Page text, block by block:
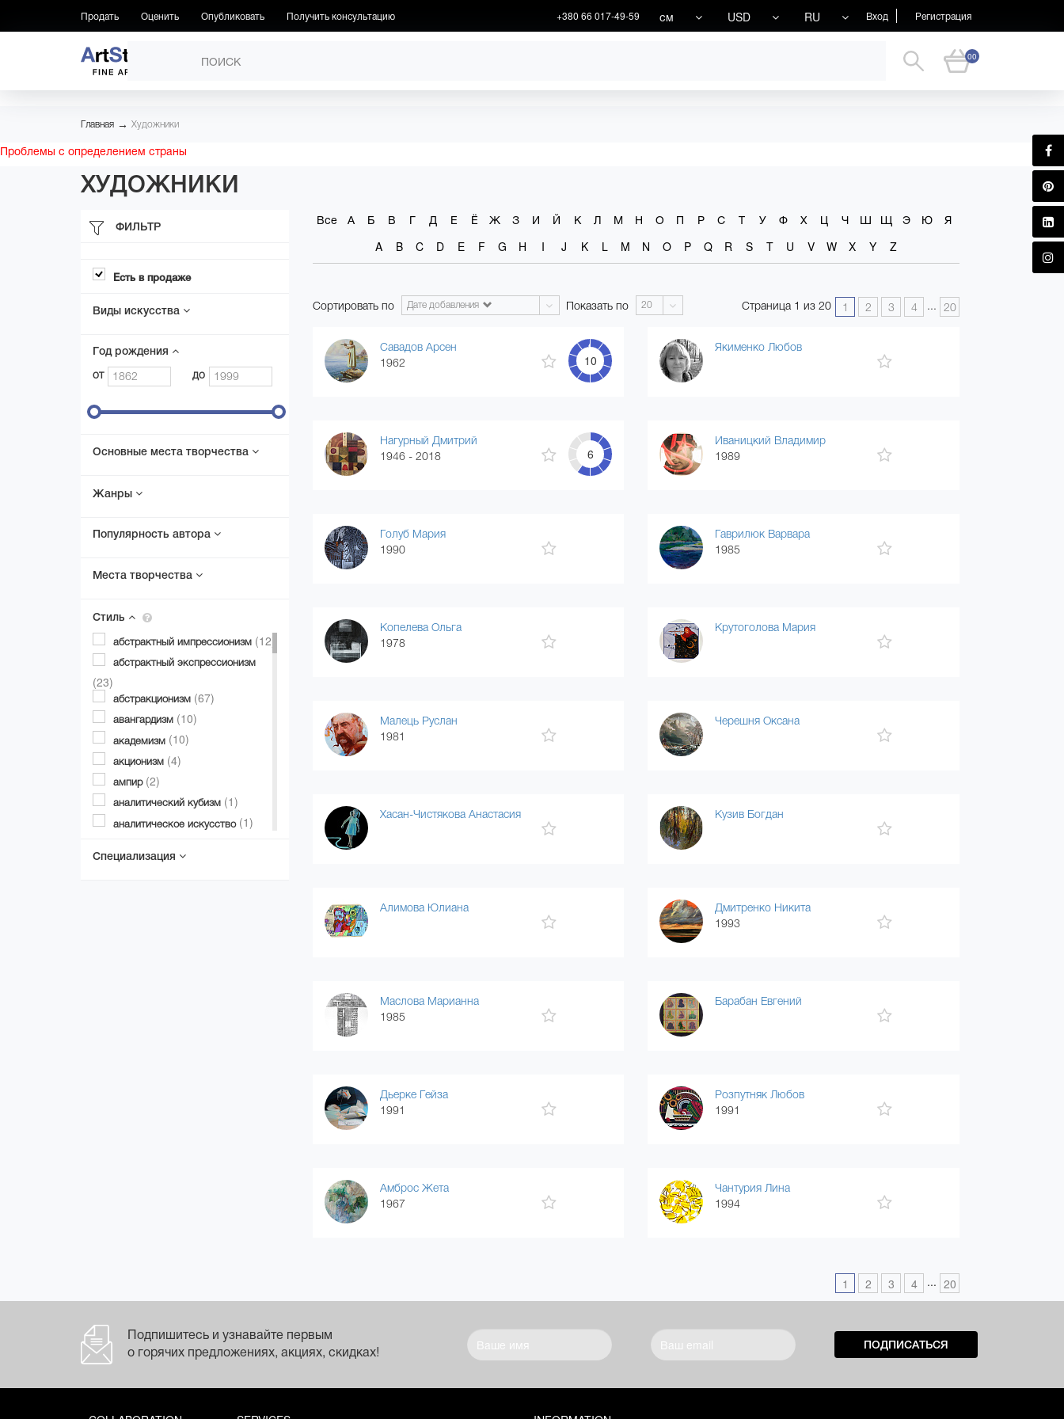
Продать Оценить Опубликовать Получить консультацию Вход Регистрация
+380 66 017-49-59 см USD RU
00
ПРОИЗВЕДЕНИЯ
Главная → Художники
Проблемы с определением страны
ХУДОЖНИКИ
ФИЛЬТР
Есть в продаже
Виды искусства
Год рождения
от
до
Основные места творчества
Жанры
Популярность автора
Места творчества
Стиль
абстрактный импрессионизм (12)
абстрактный экспрессионизм
(23)
абстракционизм (67)
авангардизм (10)
академизм (10)
акционизм (4)
ампир (2)
аналитический кубизм (1)
аналитическое искусство (1)
андеграунд (1)
кубизм (6)
леттризм (11)
лирическая абстракция
абстракционизм)
Специализация
Все А Б В Г Д Е Ё Ж З И Й К Л М Н О П Р С Т У Ф Х Ц Ч Ш Щ Э Ю
Я
A
B C D E F G H I J K L M N O P Q R S T U V W X Y Z
Сортировать по Дате добавления Показать по 20 Страница 1 из 20 1 2 3 4 ... 20
Савадов Арсен
1962
10
Якименко Любов
Нагурный Дмитрий
1946 - 2018
6
Иваницкий Владимир
1989
Голуб Мария
1990
Гаврилюк Варвара
1985
Копелева Ольга
1978
Крутоголова Мария
Малець Руслан
1981
Черешня Оксана
Хасан-Чистякова Анастасия Кузив Богдан
Алимова Юлиана
Дмитренко Никита
1993
Маслова Марианна
1985
Барабан Евгений
Дьерке Гейза
1991
Розпутняк Любов
1991
Амброс Жета
1967
Чантурия Лина
1994
1 2 3 4 ... 20
Подпишитесь и узнавайте первым
о горячих предложениях, акциях, скидках!
ПОДПИСАТЬСЯ